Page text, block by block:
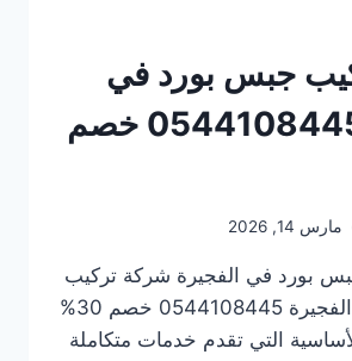
جبس بورد في
الفجيرة 0544108445 خصم
مارس 14, 2026
بورد في الفجيرة شركة تركيب
جبس بورد في الفجيرة 0544108445 خصم 30%
التي تقدم خدمات متكاملة